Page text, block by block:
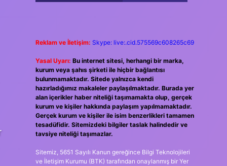
Reklam ve İletişim: Skype: live:.cid.575569c608265c69
Yasal Uyarı: Bu internet sitesi, herhangi bir marka,
kurum veya şahıs şirketi ile hiçbir bağlantısı
bulunmamaktadır. Sitede yalnızca kendi
hazırladığımız makaleler paylaşılmaktadır. Burada yer
alan içerikler haber niteliği taşımamakta olup, gerçek
kurum ve kişiler hakkında paylaşım yapılmamaktadır.
Gerçek kurum ve kişiler ile isim benzerlikleri tamamen
tesadüfidir. Sitemizdeki bilgiler taslak halindedir ve
tavsiye niteliği taşımazlar.
Sitemiz, 5651 Sayılı Kanun gereğince Bilgi Teknolojileri
ve İletişim Kurumu (BTK) tarafından onaylanmış bir Yer